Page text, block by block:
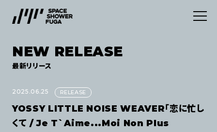
SERVICES
デジタルディストリビューション
マーケティングサービス
ABOUT
INFORMATION
NEW RELEASE
最新リリース
2025.06.25 RELEASE
YOSSY LITTLE NOISE WEAVER「恋に忙し
くて / Je T`Aime...Moi Non Plus